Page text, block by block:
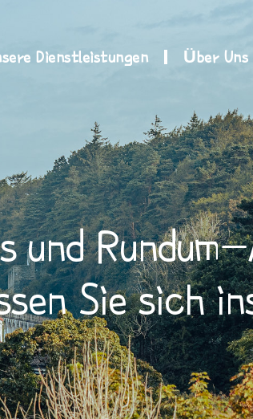
Dienstleistungen Über Uns
und
Sie sich